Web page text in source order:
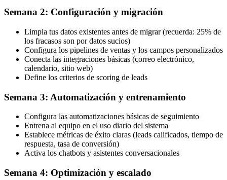
Semana 2: Configuración y migración
Limpia tus datos existentes antes de migrar (recuerda: 25% de
los fracasos son por datos sucios)
Configura los pipelines de ventas y los campos personalizados
Conecta las integraciones básicas (correo electrónico,
calendario, sitio web)
Define los criterios de scoring de leads
Semana 3: Automatización y entrenamiento
Configura las automatizaciones básicas de seguimiento
Entrena al equipo en el uso diario del sistema
Establece métricas de éxito claras (leads calificados, tiempo de
respuesta, tasa de conversión)
Activa los chatbots y asistentes conversacionales
Semana 4: Optimización y escalado